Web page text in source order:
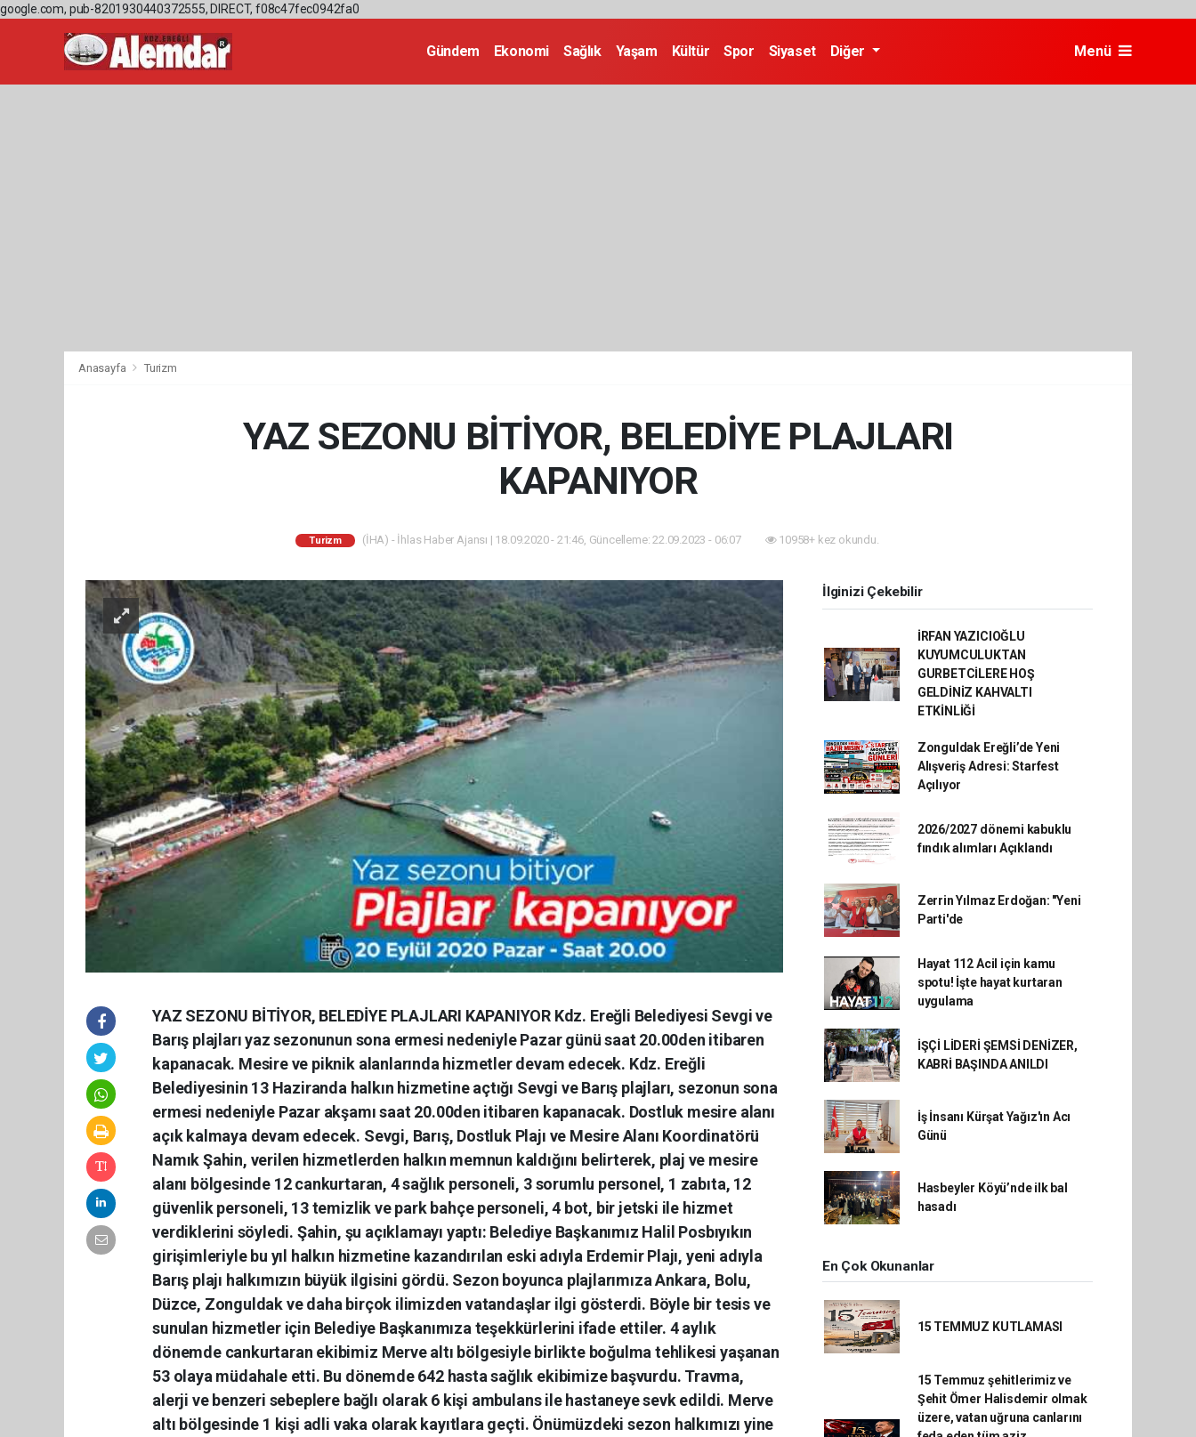
google.com, pub-8201930440372555, DIRECT, f08c47fec0942fa0
Gündem Ekonomi Sağlık Yaşam Kültür Spor Siyaset Diğer Menü
Anasayfa Turizm
YAZ SEZONU BİTİYOR, BELEDİYE PLAJLARI
KAPANIYOR
Turizm (İHA) - İhlas Haber Ajansı | 18.09.2020 - 21:46, Güncelleme: 22.09.2023 - 06:07 10958+ kez okundu.
YAZ SEZONU BİTİYOR, BELEDİYE PLAJLARI KAPANIYOR Kdz. Ereğli Belediyesi Sevgi ve
Barış plajları yaz sezonunun sona ermesi nedeniyle Pazar günü saat 20.00den itibaren
kapanacak. Mesire ve piknik alanlarında hizmetler devam edecek. Kdz. Ereğli
Belediyesinin 13 Haziranda halkın hizmetine açtığı Sevgi ve Barış plajları, sezonun sona
ermesi nedeniyle Pazar akşamı saat 20.00den itibaren kapanacak. Dostluk mesire alanı
açık kalmaya devam edecek. Sevgi, Barış, Dostluk Plajı ve Mesire Alanı Koordinatörü
Namık Şahin, verilen hizmetlerden halkın memnun kaldığını belirterek, plaj ve mesire
alanı bölgesinde 12 cankurtaran, 4 sağlık personeli, 3 sorumlu personel, 1 zabıta, 12
güvenlik personeli, 13 temizlik ve park bahçe personeli, 4 bot, bir jetski ile hizmet
verdiklerini söyledi. Şahin, şu açıklamayı yaptı: Belediye Başkanımız Halil Posbıyıkın
girişimleriyle bu yıl halkın hizmetine kazandırılan eski adıyla Erdemir Plajı, yeni adıyla
Barış plajı halkımızın büyük ilgisini gördü. Sezon boyunca plajlarımıza Ankara, Bolu,
Düzce, Zonguldak ve daha birçok ilimizden vatandaşlar ilgi gösterdi. Böyle bir tesis ve
sunulan hizmetler için Belediye Başkanımıza teşekkürlerini ifade ettiler. 4 aylık
dönemde cankurtaran ekibimiz Merve altı bölgesiyle birlikte boğulma tehlikesi yaşanan
53 olaya müdahale etti. Bu dönemde 642 hasta sağlık ekibimize başvurdu. Travma,
alerji ve benzeri sebeplere bağlı olarak 6 kişi ambulans ile hastaneye sevk edildi. Merve
altı bölgesinde 1 kişi adli vaka olarak kayıtlara geçti. Önümüzdeki sezon halkımızı yine
İlginizi Çekebilir
İRFAN YAZICIOĞLU
KUYUMCULUKTAN
GURBETCİLERE HOŞ
GELDİNİZ KAHVALTI
ETKİNLİĞİ
Zonguldak Ereğli’de Yeni
Alışveriş Adresi: Starfest
Açılıyor
2026/2027 dönemi kabuklu
fındık alımları Açıklandı
Zerrin Yılmaz Erdoğan: "Yeni
Parti'de
Hayat 112 Acil için kamu
spotu! İşte hayat kurtaran
uygulama
İŞÇİ LİDERİ ŞEMSİ DENİZER,
KABRİ BAŞINDA ANILDI
İş İnsanı Kürşat Yağız'ın Acı
Günü
Hasbeyler Köyü’nde ilk bal
hasadı
En Çok Okunanlar
15 TEMMUZ KUTLAMASI
15 Temmuz şehitlerimiz ve
Şehit Ömer Halisdemir olmak
üzere, vatan uğruna canlarını